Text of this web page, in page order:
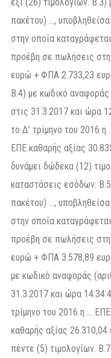
έξι (26) τιμολογίων.
πακέτου) …,
στην οποία
προέβη σε πωλήσεις
ευρώ + ΦΠΑ 2.733,23
Β.4) με κωδικό
στις 31.3.2017 και ώρα
το Δ’ τρίμηνο του 2016
ΕΠΕ καθαρής αξίας
δυνάμει δώδεκα (12)
καταστάσεις εσόδων:
πακέτου) …,
στην οποία
προέβη σε πωλήσεις
ευρώ + ΦΠΑ 3.578,89
με κωδικό αναφοράς
31.3.2017 και ώρα
τρίμηνο του 2016 η …
καθαρής αξίας
πέντε (5) τιμολογίων.